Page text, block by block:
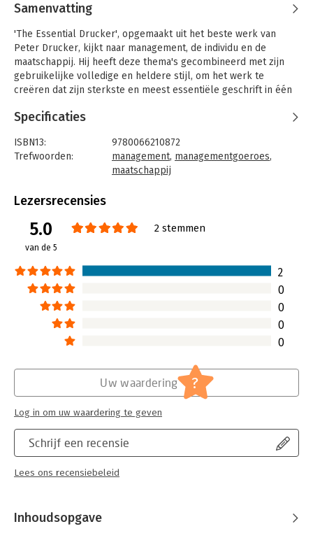
Samenvatting
'The Essential Drucker', opgemaakt uit het beste werk van
Peter Drucker, kijkt naar management, de individu en de
maatschappij. Hij heeft deze thema's gecombineerd met zijn
gebruikelijke volledige en heldere stijl, om het werk te
creëren dat zijn sterkste en meest essentiële geschrift in één
Onder deze drie koppen omvat Drucker aspecten zoals wat
bedrijven kunnen leren van non-profit organisaties en de
informatie die managers tegenwoordig nodig hebben. In de
sectie 'The individual' geeft Drucker advies over het bewust
intrigerend genoeg, de tweede helft van uw leven. In het derde
ondernemersmaatschappij en het burgerschap door de sociale
Specificaties
ISBN13:
9780066210872
Trefwoorden:
management, managementgoeroes,
maatschappij
Bindwijze:
Uitgever:
HarperCollins Publishers
Lezersrecensies
5.0
van de 5
2 stemmen
2
0
0
0
0
Schrijf een recensie
Lees ons recensiebeleid
Uw waardering ?
Log in om uw waardering te geven
Inhoudsopgave